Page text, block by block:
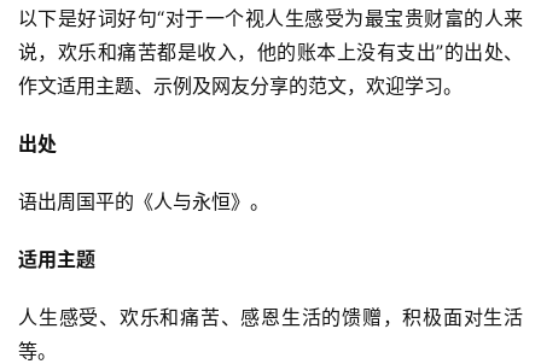
以下是好词好句“对于一个视人生感受为最宝贵财富的人来
说，欢乐和痛苦都是收入，他的账本上没有支出”的出处、
作文适用主题、示例及网友分享的范文，欢迎学习。
出处
语出周国平的《人与永恒》。
适用主题
人生感受、欢乐和痛苦、感恩生活的馈赠，积极面对生活
等。